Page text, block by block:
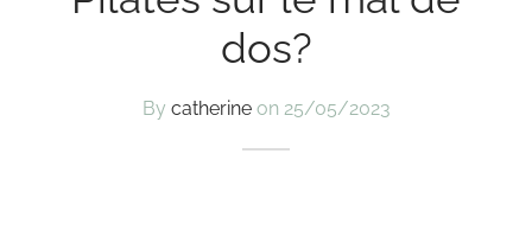
dos?
By catherineon 25/05/2023